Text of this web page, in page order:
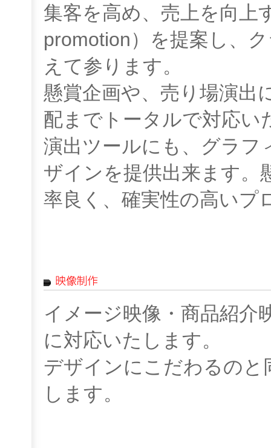
集客を高め、売上を向上
promotion）を提案し、
えて参ります。
懸賞企画や、売り場演出
配までトータルで対応い
演出ツールにも、グラフ
ザインを提供出来ます。
率良く、確実性の高いプ
イメージ映像・商品紹介
に対応いたします。
デザインにこだわるのと
します。